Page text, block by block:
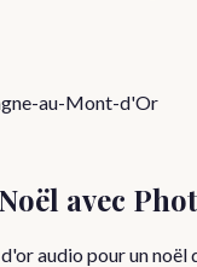
au-Mont-d'Or
avec
audio pour un